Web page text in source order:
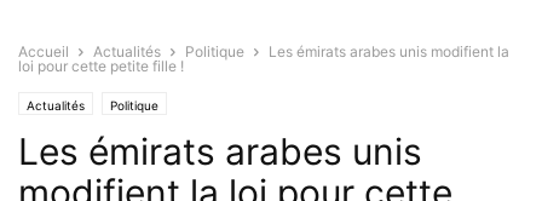
Accueil Actualités Politique
Les émirats arabes unis modifient la
loi pour cette petite fille !
Actualités Politique
Les émirats arabes unis